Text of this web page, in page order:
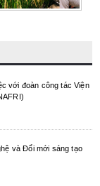
với đoàn công tác Viện
và Đổi mới sáng tạo